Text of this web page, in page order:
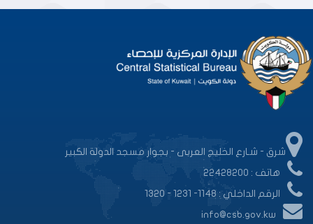
شرق - شـارع الخليج العربى - بجوار مسجد الدولة الكبير
هاتف : 22428200
الرقم الداخلي : 1148- 1231 - 1320
info@csb.gov.kw